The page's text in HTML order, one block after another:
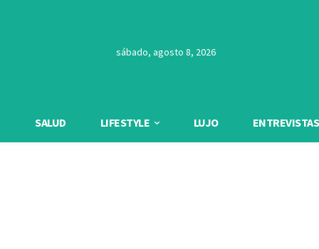
sábado, agosto 8, 2026
SALUD LIFESTYLE LUJO ENTREVISTAS